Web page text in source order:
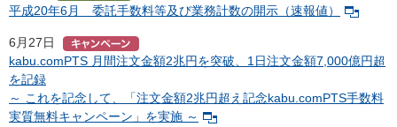
平成20年6月 委託手数料等及び業務計数の開示（速報値）
6月27日
kabu.comPTS 月間注文金額2兆円を突破、1日注文金額7,000億円超
を記録
～ これを記念して、「注文金額2兆円超え記念kabu.comPTS手数料
実質無料キャンペーン」を実施 ～